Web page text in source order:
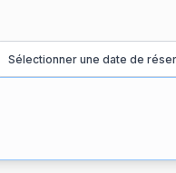
Sélectionner une date de